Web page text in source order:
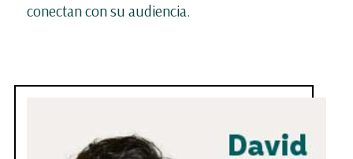
conectan con su audiencia.